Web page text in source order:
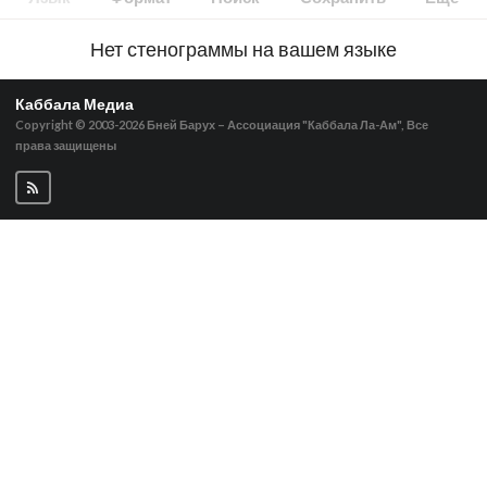
Нет стенограммы на вашем языке
Каббала Медиа
Copyright © 2003-2026 Бней Барух – Ассоциация "Каббала Ла-Ам", Все
права защищены